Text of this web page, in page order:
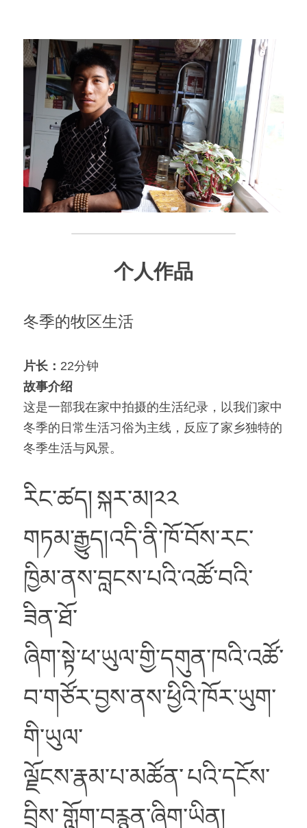
个人作品
冬季的牧区生活
片长： 22分钟
故事介绍
这是一部我在家中拍摄的生活纪录，以我们家中
冬季的日常生活习俗为主线，反应了家乡独特的
冬季生活与风景。
རིང་ཚད། སྐར་མ།༢༢
གཏམ་རྒྱུད།འདི་ནི་ཁོ་བོས་རང་
ཁྱིམ་ནས་བླངས་པའི་འཚོ་བའི་
ཟིན་ཐོ་
ཞིག་སྟེ་ཕ་ཡུལ་གྱི་དགུན་ཁའི་འཚོ་
བ་གཙོར་བྱས་ནས་ཕྱིའི་ཁོར་ཡུག་
གི་ཡུལ་
ལྗོངས་རྣམ་པ་མཚོན་པའི་དངོས་
བྲིས་གློག་བརྙན་ཞིག་ཡིན།